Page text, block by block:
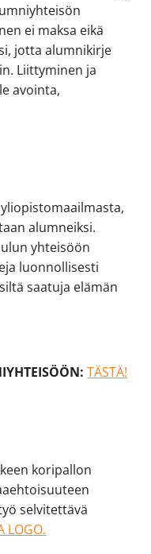
ei maksa eikä
jotta alumnikirje
Liittyminen ja
avointa,
alumneiksi.
yhteisöön
luonnollisesti
saatuja elämän
TÄSTÄ!
koripallon
selvitettävä
LOGO.